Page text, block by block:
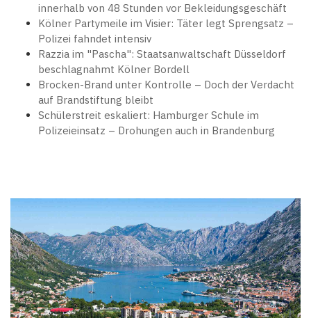
innerhalb von 48 Stunden vor Bekleidungsgeschäft
Kölner Partymeile im Visier: Täter legt Sprengsatz –
Polizei fahndet intensiv
Razzia im "Pascha": Staatsanwaltschaft Düsseldorf
beschlagnahmt Kölner Bordell
Brocken-Brand unter Kontrolle – Doch der Verdacht
auf Brandstiftung bleibt
Schülerstreit eskaliert: Hamburger Schule im
Polizeieinsatz – Drohungen auch in Brandenburg